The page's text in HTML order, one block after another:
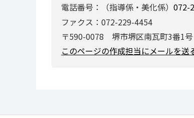
電話番号：（指導係・美化係） 072-
ファクス：072-229-4454
〒590-0078 堺市堺区南瓦町3番1
このページの作成担当にメールを送